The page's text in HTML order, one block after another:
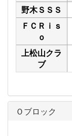
野木ＳＳＳ
ＦＣＲｉｓ
ｏ
上松山クラ
ブ
Ｏブロック